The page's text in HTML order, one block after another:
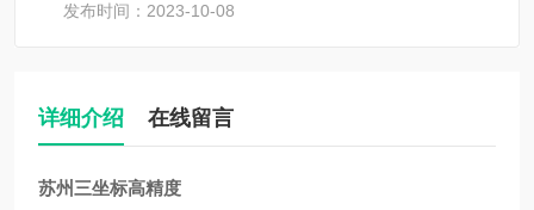
发布时间：2023-10-08
详细介绍 在线留言
苏州三坐标高精度